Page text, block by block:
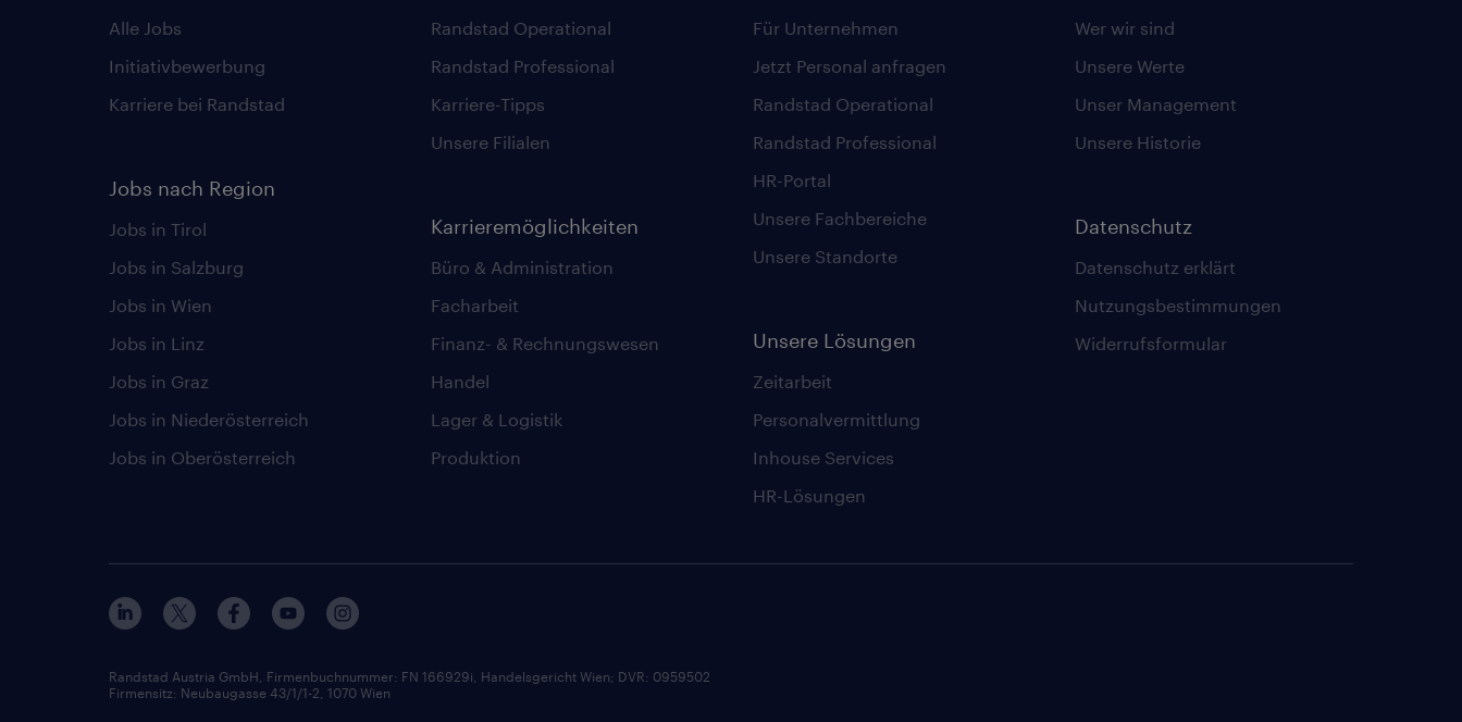
Alle Jobs
Initiativbewerbung
Karriere bei Randstad
Jobs nach Region
Jobs in Tirol
Jobs in Salzburg
Jobs in Wien
Jobs in Linz
Jobs in Graz
Jobs in Niederösterreich
Jobs in Oberösterreich
Randstad Operational
Randstad Professional
Karriere-Tipps
Unsere Filialen
Karrieremöglichkeiten
Büro & Administration
Facharbeit
Finanz- & Rechnungswesen
Handel
Lager & Logistik
Produktion
Für Unternehmen
Jetzt Personal anfragen
Randstad Operational
Randstad Professional
HR-Portal
Unsere Fachbereiche
Unsere Standorte
Unsere Lösungen
Zeitarbeit
Personalvermittlung
Inhouse Services
HR-Lösungen
Wer wir sind
Unsere Werte
Unser Management
Unsere Historie
Datenschutz
Datenschutz erklärt
Nutzungsbestimmungen
Widerrufsformular
Randstad Austria GmbH, Firmenbuchnummer: FN 166929i, Handelsgericht Wien; DVR: 0959502
Firmensitz: Neubaugasse 43/1/1-2, 1070 Wien